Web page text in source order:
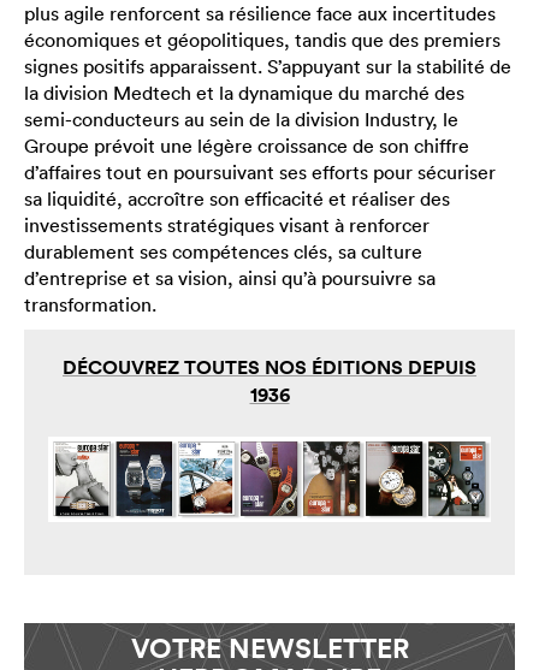
plus agile renforcent sa résilience face aux incertitudes
économiques et géopolitiques, tandis que des premiers
signes positifs apparaissent. S’appuyant sur la stabilité de
la division Medtech et la dynamique du marché des
semi-conducteurs au sein de la division Industry, le
Groupe prévoit une légère croissance de son chiffre
d’affaires tout en poursuivant ses efforts pour sécuriser
sa liquidité, accroître son efficacité et réaliser des
investissements stratégiques visant à renforcer
durablement ses compétences clés, sa culture
d’entreprise et sa vision, ainsi qu’à poursuivre sa
transformation.
DÉCOUVREZ TOUTES NOS ÉDITIONS DEPUIS
1936
VOTRE NEWSLETTER